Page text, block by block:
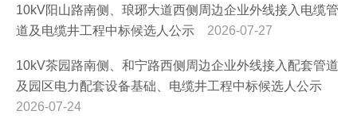
10kV阳山路南侧、琅琊大道西侧周边企业外线接入电缆管
道及电缆井工程中标候选人公示
2026-07-27
10kV茶园路南侧、和宁路西侧周边企业外线接入配套管道
及园区电力配套设备基础、电缆井工程中标候选人公示
2026-07-24